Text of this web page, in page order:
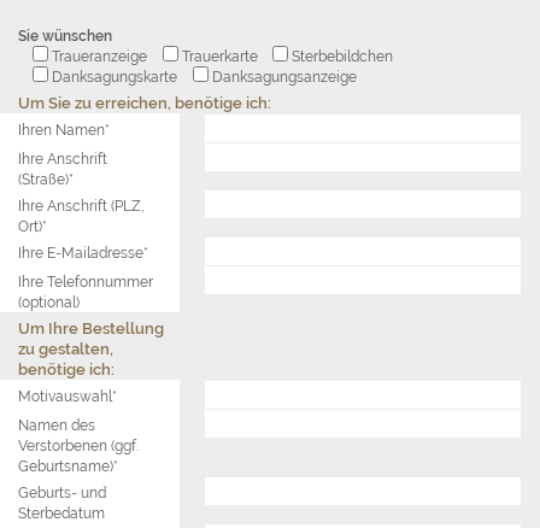
Sie wünschen
Traueranzeige
Trauerkarte
Sterbebildchen
Danksagungskarte
Danksagungsanzeige
Um Sie zu erreichen, benötige ich:
Ihren Namen*
Ihre Anschrift
(Straße)*
Ihre Anschrift (PLZ,
Ort)*
Ihre E-Mailadresse*
Ihre Telefonnummer
(optional)
Um Ihre Bestellung
zu gestalten,
benötige ich:
Motivauswahl*
Namen des
Verstorbenen (ggf.
Geburtsname)*
Geburts- und
Sterbedatum